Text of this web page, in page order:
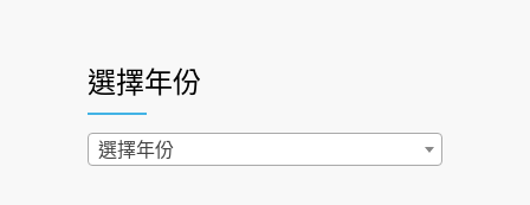
西園醫院55周年 7／10捐血公益活動 邀
民眾熱血響應
2026-06-30
2022-02-17
過量維生素D和鈣恐罹癌? 醫師釋
選擇年份
選擇年份